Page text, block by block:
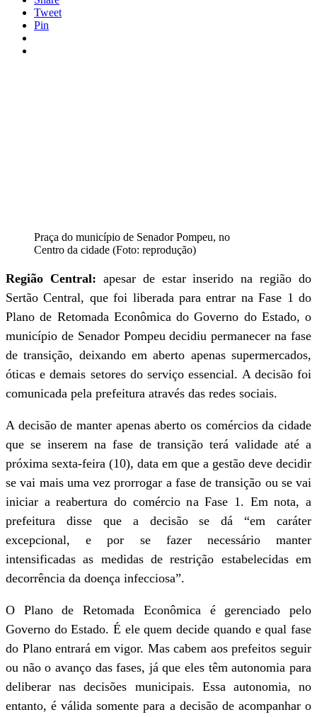
Tweet
Pin
Praça do município de Senador Pompeu, no
Centro da cidade (Foto: reprodução)
Região Central: apesar de estar inserido na região do
Sertão Central, que foi liberada para entrar na Fase 1 do
Plano de Retomada Econômica do Governo do Estado, o
município de Senador Pompeu decidiu permanecer na fase
de transição, deixando em aberto apenas supermercados,
óticas e demais setores do serviço essencial. A decisão foi
comunicada pela prefeitura através das redes sociais.
A decisão de manter apenas aberto os comércios da cidade
que se inserem na fase de transição terá validade até a
próxima sexta-feira (10), data em que a gestão deve decidir
se vai mais uma vez prorrogar a fase de transição ou se vai
iniciar a reabertura do comércio na Fase 1. Em nota, a
prefeitura disse que a decisão se dá “em caráter
excepcional, e por se fazer necessário manter
intensificadas as medidas de restrição estabelecidas em
decorrência da doença infecciosa”.
O Plano de Retomada Econômica é gerenciado pelo
Governo do Estado. É ele quem decide quando e qual fase
do Plano entrará em vigor. Mas cabem aos prefeitos seguir
ou não o avanço das fases, já que eles têm autonomia para
deliberar nas decisões municipais. Essa autonomia, no
entanto, é válida somente para a decisão de acompanhar o